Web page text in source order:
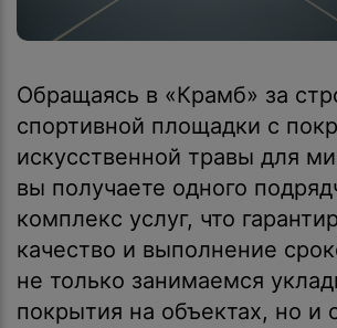
Обращаясь в «Крамб» за
спортивной площадки с
искусственной травы для
вы получаете одного
комплекс услуг, что
качество и выполнение
не только занимаемся
покрытия на объектах, но и